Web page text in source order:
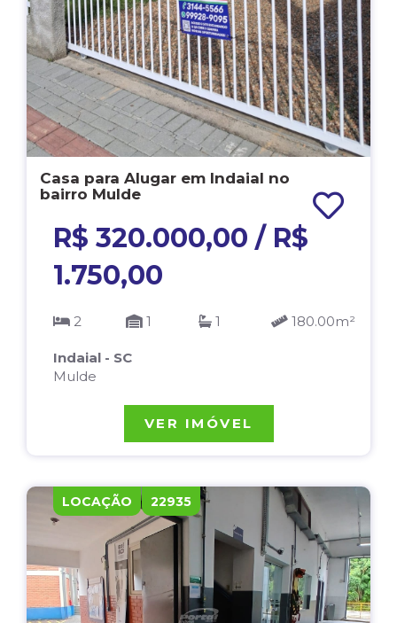
Casa para Alugar em Indaial no
bairro Mulde
R$ 320.000,00 / R$
1.750,00
2 1 1 180.00m²
Indaial - SC
Mulde
VER IMÓVEL
LOCAÇÃO 22935